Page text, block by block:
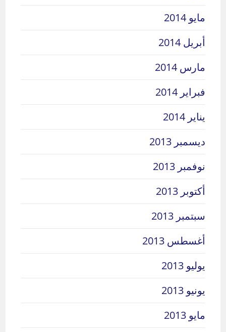
مايو 2014
أبريل 2014
مارس 2014
فبراير 2014
يناير 2014
ديسمبر 2013
نوفمبر 2013
أكتوبر 2013
سبتمبر 2013
أغسطس 2013
يوليو 2013
يونيو 2013
مايو 2013